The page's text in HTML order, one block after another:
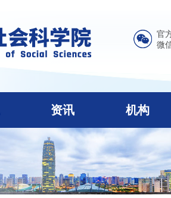
官
微
资讯 机构